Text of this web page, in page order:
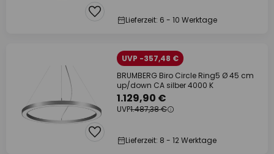
Lieferzeit: 6 - 10 Werktage
UVP -357,48 €
BRUMBERG Biro Circle Ring5 Ø 45 cm
up/down CA silber 4000 K
1.129,90 €
UVP1.487,38 €
Lieferzeit: 8 - 12 Werktage